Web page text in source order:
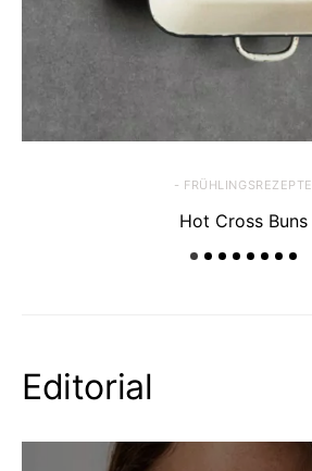
- FRÜHLINGSREZEPTE
Hot Cross Buns
Editorial